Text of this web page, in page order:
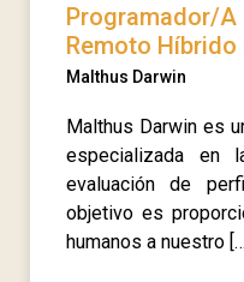
Programador/
Remoto Híbrido
Malthus Darwin
Malthus Darwin es
especializada en
evaluación de
objetivo es
humanos a nuestro